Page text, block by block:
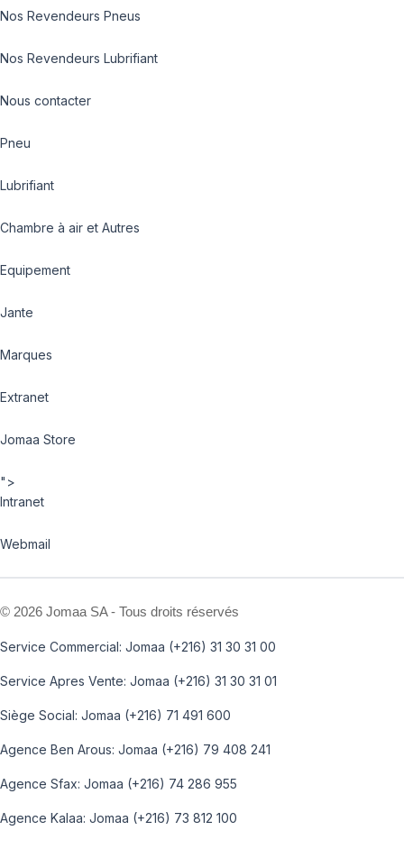
Nos Revendeurs Pneus
Nos Revendeurs Lubrifiant
Nous contacter
Pneu
Lubrifiant
Chambre à air et Autres
Equipement
Jante
Marques
Extranet
Jomaa Store
">
Intranet
Webmail
© 2026 Jomaa SA - Tous droits réservés
Service Commercial: Jomaa (+216) 31 30 31 00
Service Apres Vente: Jomaa (+216) 31 30 31 01
Siège Social: Jomaa (+216) 71 491 600
Agence Ben Arous: Jomaa (+216) 79 408 241
Agence Sfax: Jomaa (+216) 74 286 955
Agence Kalaa: Jomaa (+216) 73 812 100